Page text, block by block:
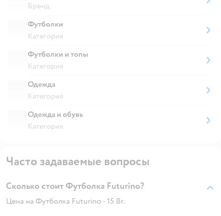
Бренд
Футболки
Категория
Футболки и топы
Категория
Одежда
Категория
Одежда и обувь
Категория
Часто задаваемые вопросы
Сколько стоит Футболка Futurino?
Цена на Футболка Futurino - 15 Br.